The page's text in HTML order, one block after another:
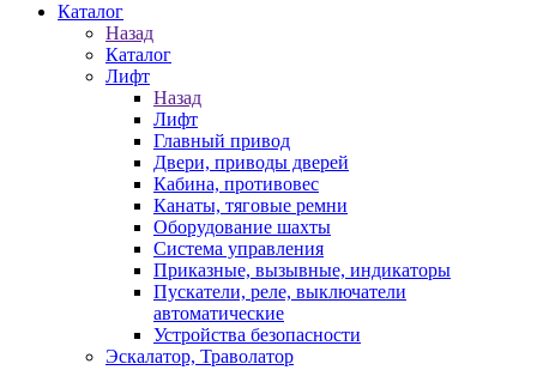
Каталог
Назад
Каталог
Лифт
Назад
Лифт
Главный привод
Двери, приводы дверей
Кабина, противовес
Канаты, тяговые ремни
Оборудование шахты
Система управления
Приказные, вызывные, индикаторы
Пускатели, реле, выключатели
автоматические
Устройства безопасности
Эскалатор, Траволатор